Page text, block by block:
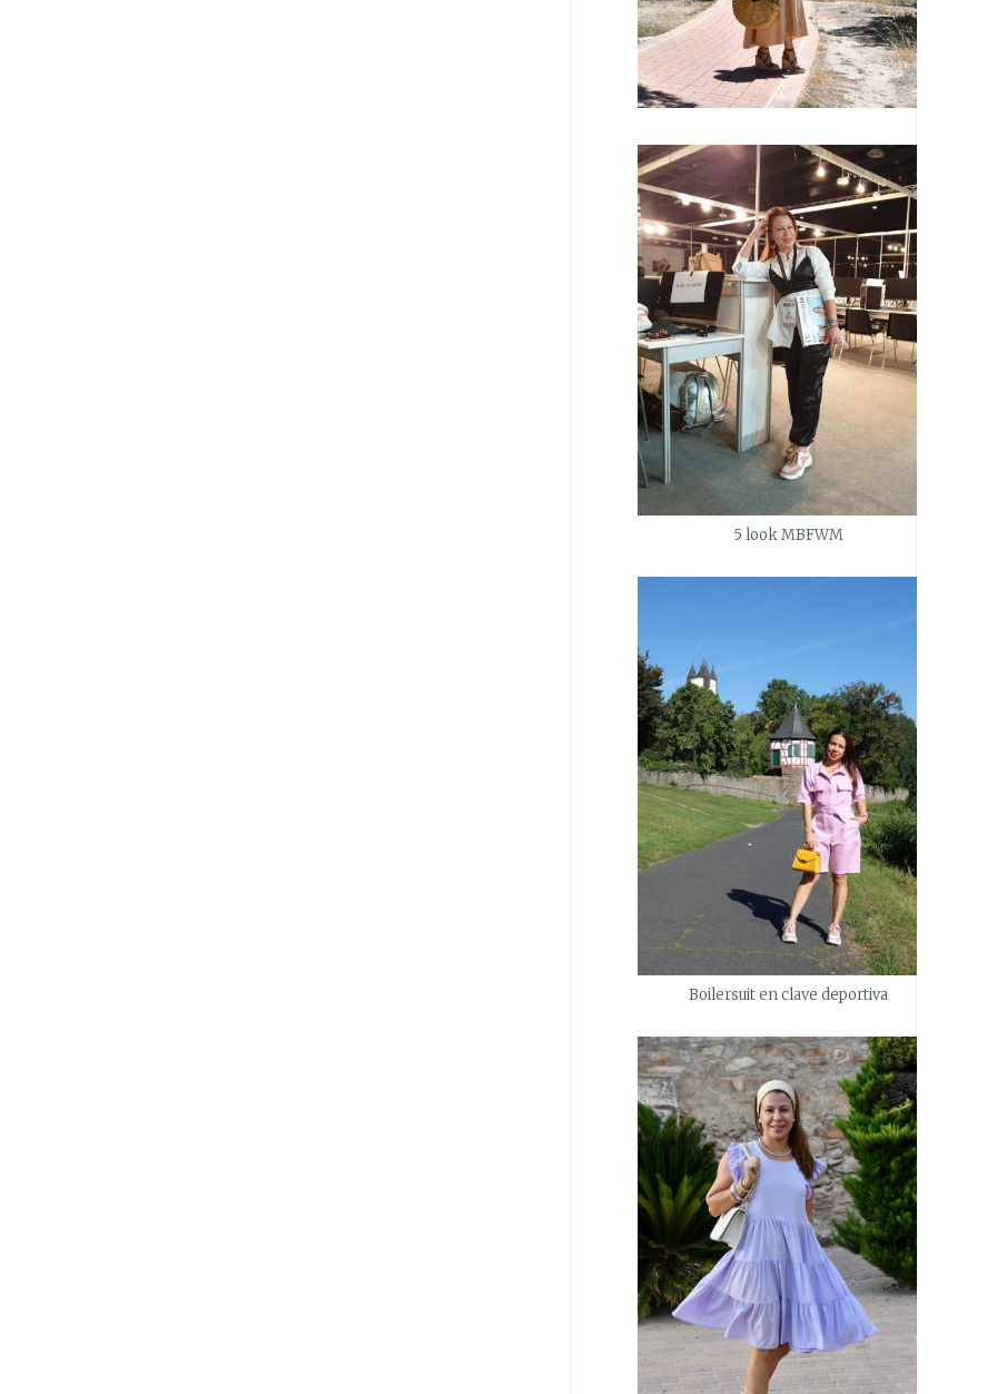
5 look MBFWM
Boilersuit en clave deportiva